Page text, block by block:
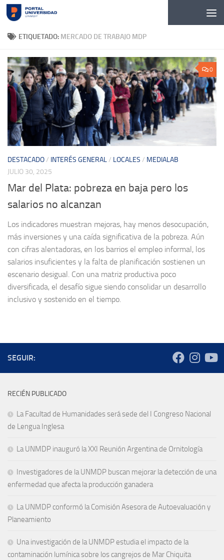
Skip to content
ETIQUETADO: MERCADO DE TRABAJO MDP
0
DESTACADO/ INTERÉS GENERAL/ LOCALES / MEDIALAB
JULIO 30, 2025
Mar del Plata: pobreza en baja pero los
salarios no alcanzan
Los indicadores muestran mejoras, hay menos desocupación,
más inversiones y una caída significativa de la pobreza. Aún
con cifras alentadoras, en los barrios el empleo informal, los
salarios insuficientes y la falta de planificación sostienen un
escenario desigual. Con una matriz productiva poco
diversificada, el desafío sigue siendo consolidar un desarrollo
inclusivo y sostenido en el tiempo.
SEGUIR:
RECIÉN PUBLICADO
La Facultad de Humanidades será sede del I Congreso Nacional
de Lengua Inglesa
La UNMDP inauguró la XXI Reunión Argentina de Ornitología
Investigadores de la UNMDP buscan mejorar la detección de una
enfermedad que afecta la producción ganadera
La UNMDP conformó la Comisión Asesora de Autoevaluación y
Planeamiento
Una investigación de la UNMDP estudia el impacto de la
contaminación lumínica sobre los cangrejos de Mar Chiquita